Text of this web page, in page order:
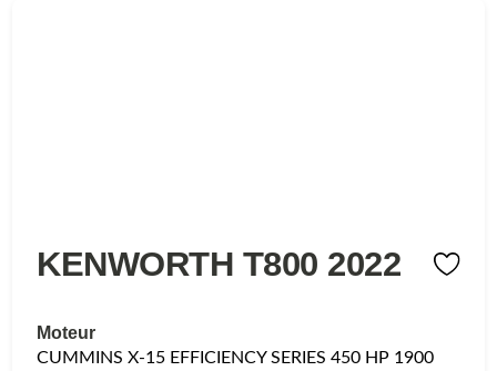
KENWORTH T800 2022
Moteur
CUMMINS X-15 EFFICIENCY SERIES 450 HP 1900